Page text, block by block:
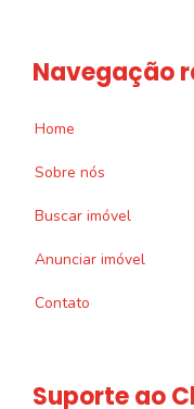
Navegação
Home
Sobre nós
Buscar imóvel
Anunciar imóvel
Contato
Suporte ao